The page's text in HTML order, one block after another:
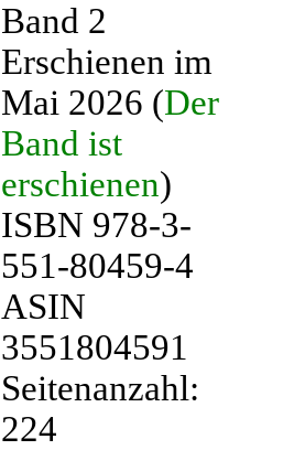
Band 2
Erschienen im
Mai 2026 (Der
Band ist
erschienen)
ISBN 978-3-
551-80459-4
ASIN
3551804591
Seitenanzahl:
224